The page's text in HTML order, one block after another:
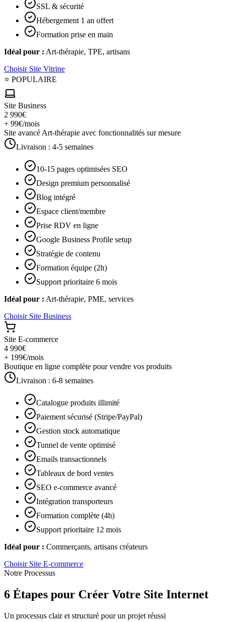
SSL & sécurité
Hébergement 1 an offert
Formation prise en main
Idéal pour : Art-thérapie, TPE, artisans
Choisir Site Vitrine
⭐ POPULAIRE
Site Business
2 990€
+ 99€/mois
Site avancé Art-thérapie avec fonctionnalités sur mesure
Livraison : 4-5 semaines
10-15 pages optimisées SEO
Design premium personnalisé
Blog intégré
Espace client/membre
Prise RDV en ligne
Google Business Profile setup
Stratégie de contenu
Formation équipe (2h)
Support prioritaire 6 mois
Idéal pour : Art-thérapie, PME, services
Choisir Site Business
Site E-commerce
4 990€
+ 199€/mois
Boutique en ligne complète pour vendre vos produits
Livraison : 6-8 semaines
Catalogue produits illimité
Paiement sécurisé (Stripe/PayPal)
Gestion stock automatique
Tunnel de vente optimisé
Emails transactionnels
Tableaux de bord ventes
SEO e-commerce avancé
Intégration transporteurs
Formation complète (4h)
Support prioritaire 12 mois
Idéal pour : Commerçants, artisans créateurs
Choisir Site E-commerce
Notre Processus
6 Étapes pour Créer Votre Site Internet
Un processus clair et structuré pour un projet réussi